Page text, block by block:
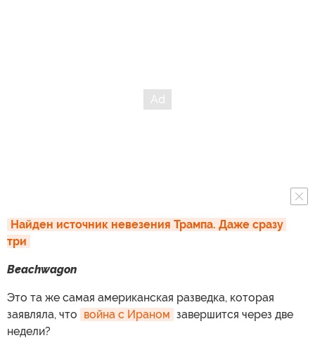
Найден источник невезения Трампа. Даже сразу
три
Beachwagon
Это та же самая американская разведка, которая
заявляла, что война с Ираном завершится через две
недели?